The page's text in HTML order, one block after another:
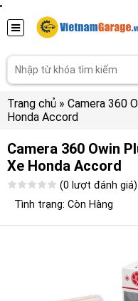
Trang chủ » Camera 360
Honda Accord
Camera 360 Owin
Xe Honda Accord
(0 lượt đánh giá)
Tình trạng: Còn Hàng